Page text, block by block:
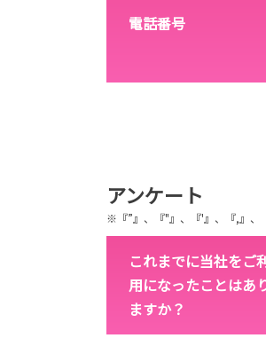
電話番号
アンケート
※『”』、『"』、『'』、『,』、
これまでに当社をご
用になったことはあ
ますか？